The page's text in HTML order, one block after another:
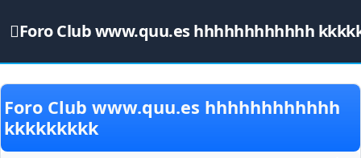
Foro Club www.quu.es hhhhhhhhhhhh
Obviar
Foro Club www.quu.es hhhhhhhhhhhh
kkkkkkkkk